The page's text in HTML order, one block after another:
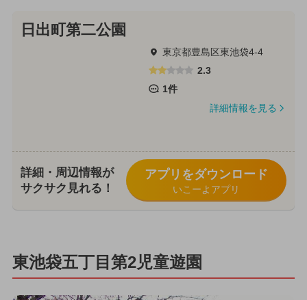
日出町第二公園
東京都豊島区東池袋4-4
2.3
1件
詳細情報を見る
詳細・周辺情報が
サクサク見れる！
アプリをダウンロード
いこーよアプリ
東池袋五丁目第2児童遊園